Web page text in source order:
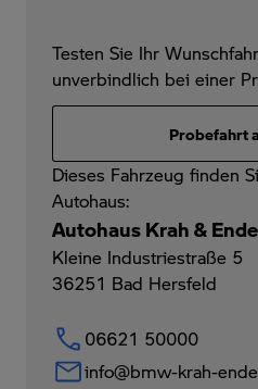
Testen Sie Ihr
unverbindlich bei einer
Probefahrt
Dieses Fahrzeug finden
Autohaus:
Autohaus Krah &
Kleine Industriestraße 5
36251 Bad Hersfeld
06621 50000
info@bmw-krah-